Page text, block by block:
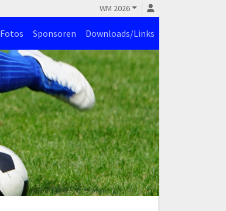
WM 2026
Fotos Sponsoren Downloads/Links